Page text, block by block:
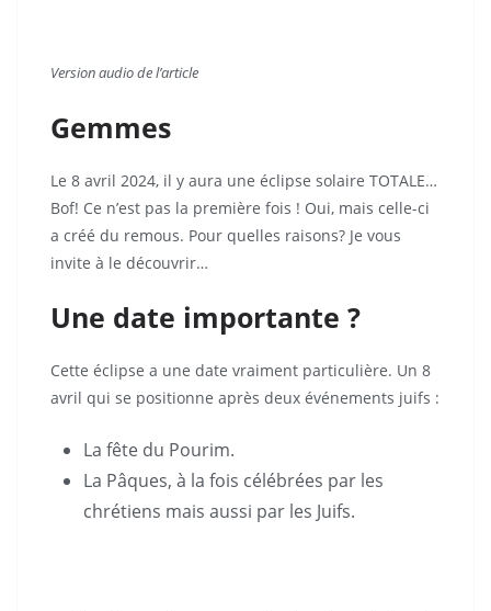
Version audio de l’article
Gemmes
Le 8 avril 2024, il y aura une éclipse solaire TOTALE…
Bof! Ce n’est pas la première fois ! Oui, mais celle-ci
a créé du remous. Pour quelles raisons? Je vous
invite à le découvrir…
Une date importante ?
Cette éclipse a une date vraiment particulière. Un 8
avril qui se positionne après deux événements juifs :
La fête du Pourim.
La Pâques, à la fois célébrées par les
chrétiens mais aussi par les Juifs.